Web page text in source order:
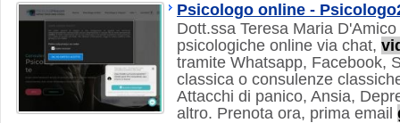
Psicologo online -
Dott.ssa Teresa Maria
psicologiche online via chat,
tramite Whatsapp, Facebook,
classica o consulenze
Attacchi di panico, Ansia,
altro. Prenota ora, prima email